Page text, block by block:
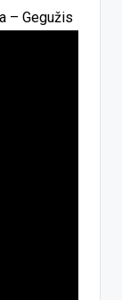
– Gegužis